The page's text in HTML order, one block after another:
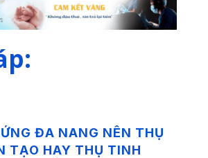
ĐA NANG NÊN THỤ
TẠO HAY THỤ TINH